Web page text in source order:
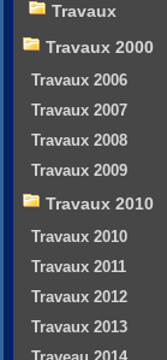
Travaux
Travaux 2000
Travaux 2006
Travaux 2007
Travaux 2008
Travaux 2009
Travaux 2010
Travaux 2010
Travaux 2011
Travaux 2012
Travaux 2013